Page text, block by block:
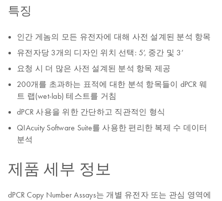
특징
인간 게놈의 모든 유전자에 대해 사전 설계된 분석 항목
유전자당 3개의 디자인 위치 선택: 5’, 중간 및 3’
요청 시 더 많은 사전 설계된 분석 항목 제공
200개를 초과하는 표적에 대한 분석 항목들이 dPCR 웨
트 랩(wet-lab) 테스트를 거침
dPCR 사용을 위한 간단하고 직관적인 형식
QIAcuity Software Suite를 사용한 편리한 복제 수 데이터
분석
제품 세부 정보
dPCR Copy Number Assays는 개별 유전자 또는 관심 영역에